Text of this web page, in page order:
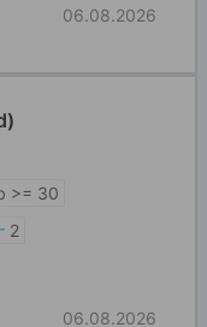
06.08.2026
>= 30
2
06.08.2026